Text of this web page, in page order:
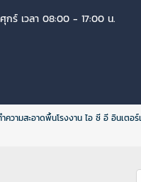
กร์ เวลา 08:00 - 17:00 น.
ความสะอาดพื้นโรงงาน ไอ ซี อี อินเตอร์